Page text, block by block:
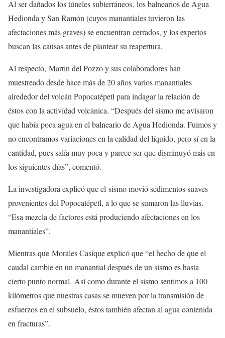
Al ser dañados los túneles subterráneos, los balnearios de Agua
Hedionda y San Ramón (cuyos manantiales tuvieron las
afectaciones más graves) se encuentran cerrados, y los expertos
buscan las causas antes de plantear su reapertura.
Al respecto, Martin del Pozzo y sus colaboradores han
muestreado desde hace más de 20 años varios manantiales
alrededor del volcán Popocatépetl para indagar la relación de
éstos con la actividad volcánica. “Después del sismo me avisaron
que había poca agua en el balneario de Agua Hedionda. Fuimos y
no encontramos variaciones en la calidad del líquido, pero sí en la
cantidad, pues salía muy poca y parece ser que disminuyó más en
los siguientes días”, comentó.
La investigadora explicó que el sismo movió sedimentos suaves
provenientes del Popocatépetl, a lo que se sumaron las lluvias.
“Esa mezcla de factores está produciendo afectaciones en los
manantiales”.
Mientras que Morales Casique explicó que “el hecho de que el
caudal cambie en un manantial después de un sismo es hasta
cierto punto normal. Así como durante el sismo sentimos a 100
kilómetros que nuestras casas se mueven por la transmisión de
esfuerzos en el subsuelo, éstos también afectan al agua contenida
en fracturas”.